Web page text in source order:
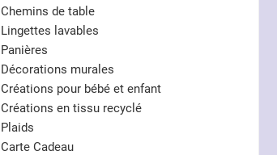
Chemins de table
Lingettes lavables
Panières
Décorations murales
Créations pour bébé et enfant
Créations en tissu recyclé
Plaids
Carte Cadeau